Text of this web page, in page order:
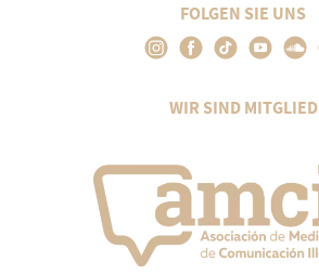
FOLGEN SIE UNS
WIR SIND MITGLIED